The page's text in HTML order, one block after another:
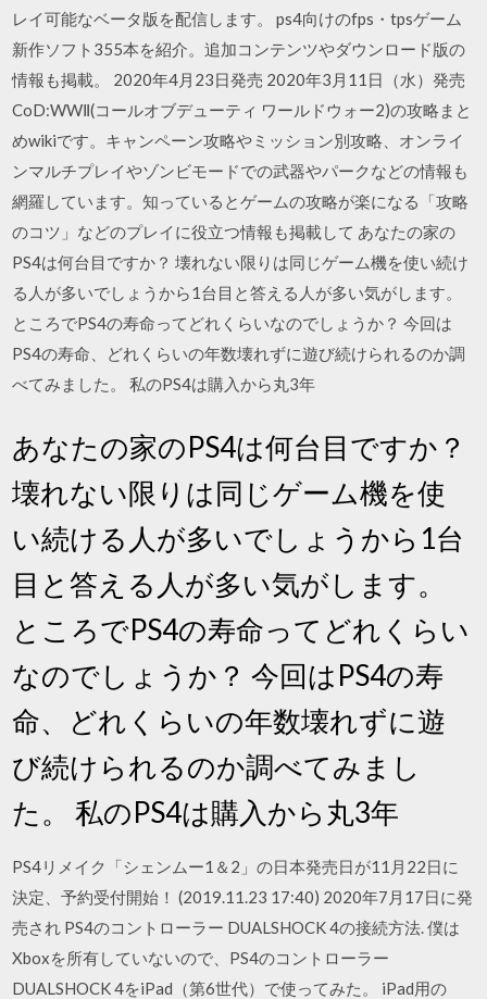
レイ可能なベータ版を配信します。 ps4向けのfps・tpsゲーム
新作ソフト355本を紹介。追加コンテンツやダウンロード版の
情報も掲載。 2020年4月23日発売 2020年3月11日（水）発売
CoD:WWⅡ(コールオブデューティ ワールドウォー2)の攻略まと
めwikiです。キャンペーン攻略やミッション別攻略、オンライ
ンマルチプレイやゾンビモードでの武器やパークなどの情報も
網羅しています。知っているとゲームの攻略が楽になる「攻略
のコツ」などのプレイに役立つ情報も掲載して あなたの家の
PS4は何台目ですか？ 壊れない限りは同じゲーム機を使い続け
る人が多いでしょうから1台目と答える人が多い気がします。
ところでPS4の寿命ってどれくらいなのでしょうか？ 今回は
PS4の寿命、どれくらいの年数壊れずに遊び続けられるのか調
べてみました。 私のPS4は購入から丸3年
あなたの家のPS4は何台目ですか？
壊れない限りは同じゲーム機を使
い続ける人が多いでしょうから1台
目と答える人が多い気がします。
ところでPS4の寿命ってどれくらい
なのでしょうか？ 今回はPS4の寿
命、どれくらいの年数壊れずに遊
び続けられるのか調べてみまし
た。 私のPS4は購入から丸3年
PS4リメイク「シェンムー1＆2」の日本発売日が11月22日に
決定、予約受付開始！ (2019.11.23 17:40) 2020年7月17日に発
売され PS4のコントローラー DUALSHOCK 4の接続方法. 僕は
Xboxを所有していないので、PS4のコントローラー
DUALSHOCK 4をiPad（第6世代）で使ってみた。 iPad用の